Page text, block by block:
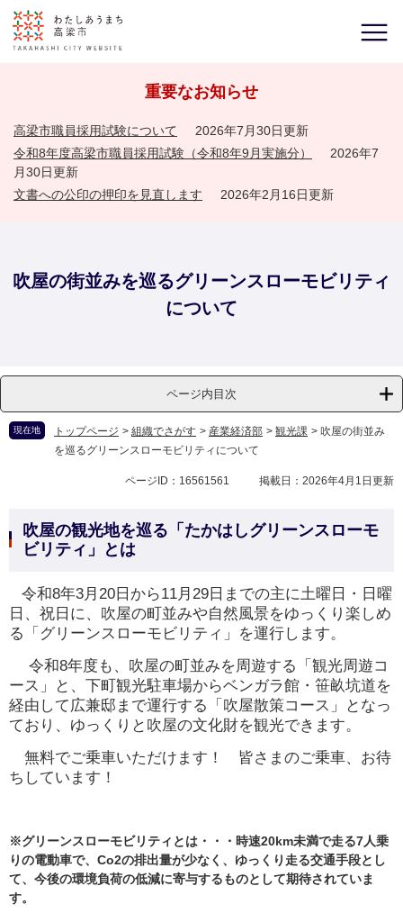
重要なお知らせ
高梁市職員採用試験について
2026年7月30日更新
令和8年度高梁市職員採用試験（令和8年9月実施分）
2026年7
月30日更新
文書への公印の押印を見直します
2026年2月16日更新
吹屋の街並みを巡るグリーンスローモビリティ
について
ページ内目次
現在地 トップページ > 組織でさがす > 産業経済部 > 観光課 > 吹屋の街並み
を巡るグリーンスローモビリティについて
ページID：16561561 掲載日：2026年4月1日更新
吹屋の観光地を巡る「たかはしグリーンスローモ
ビリティ」とは
令和8年3月20日から11月29日までの主に土曜日・日曜
日、祝日に、吹屋の町並みや自然風景をゆっくり楽しめ
る「グリーンスローモビリティ」を運行します。
令和8年度も、吹屋の町並みを周遊する「観光周遊コ
ース」と、下町観光駐車場からベンガラ館・笹畝坑道を
経由して広兼邸まで運行する「吹屋散策コース」となっ
ており、ゆっくりと吹屋の文化財を観光できます。
無料でご乗車いただけます！ 皆さまのご乗車、お待
ちしています！
※グリーンスローモビリティとは・・・時速20km未満で走る7人乗
りの電動車で、Co2の排出量が少なく、ゆっくり走る交通手段とし
て、今後の環境負荷の低減に寄与するものとして期待されていま
す。